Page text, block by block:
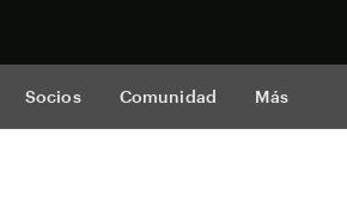
Socios Comunidad Más